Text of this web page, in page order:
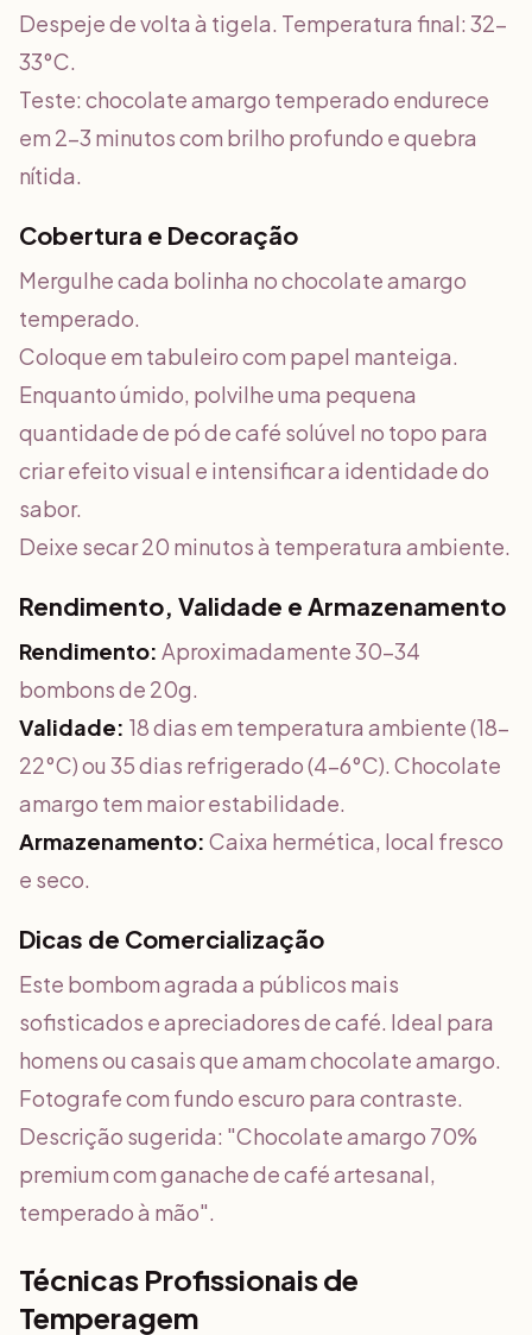
Despeje de volta à tigela. Temperatura final: 32-
33°C.
Teste: chocolate amargo temperado endurece
em 2-3 minutos com brilho profundo e quebra
nítida.
Cobertura e Decoração
Mergulhe cada bolinha no chocolate amargo
temperado.
Coloque em tabuleiro com papel manteiga.
Enquanto úmido, polvilhe uma pequena
quantidade de pó de café solúvel no topo para
criar efeito visual e intensificar a identidade do
sabor.
Deixe secar 20 minutos à temperatura ambiente.
Rendimento, Validade e Armazenamento
Rendimento: Aproximadamente 30-34
bombons de 20g.
Validade: 18 dias em temperatura ambiente (18-
22°C) ou 35 dias refrigerado (4-6°C). Chocolate
amargo tem maior estabilidade.
Armazenamento: Caixa hermética, local fresco
e seco.
Dicas de Comercialização
Este bombom agrada a públicos mais
sofisticados e apreciadores de café. Ideal para
homens ou casais que amam chocolate amargo.
Fotografe com fundo escuro para contraste.
Descrição sugerida: "Chocolate amargo 70%
premium com ganache de café artesanal,
temperado à mão".
Técnicas Profissionais de
Temperagem